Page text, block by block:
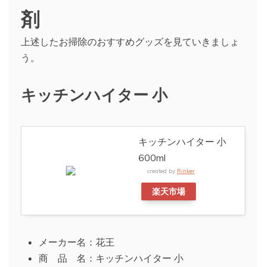
剤
上述したお掃除のおすすめグッズを見ていきましょ
う。
キッチンハイター 小
キッチンハイター 小
600ml
created by Rinker
楽天市場
メーカー名：花王
商 品 名：キッチンハイター 小